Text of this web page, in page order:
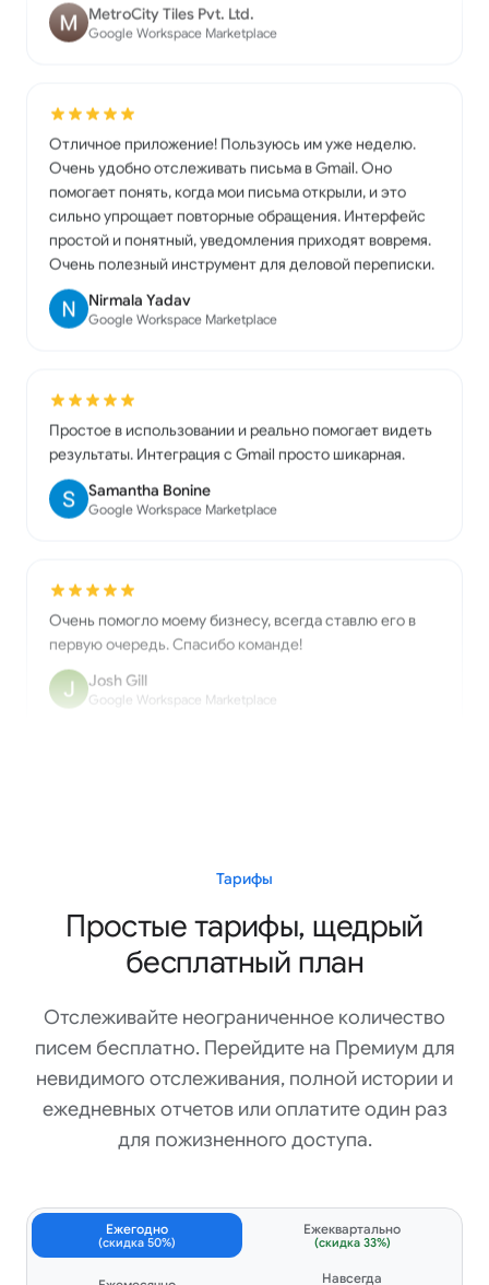
Очень удобно отслеживать письма в Gmail. Оно
помогает понять, когда мои письма открыли, и это
сильно упрощает повторные обращения. Интерфейс
простой и понятный, уведомления приходят вовремя.
Очень полезный инструмент для деловой переписки.
Nirmala Yadav
Google Workspace Marketplace
результаты. Интеграция с Gmail просто шикарная.
Samantha Bonine
Google Workspace Marketplace
первую очередь. Спасибо команде!
Josh Gill
Google Workspace Marketplace
Отличный сервис, простой в использовании и легко
накосячил при настройке аккаунта, и они невероятно
быстро ответили на каждое мое письмо и всё
починили: буквально за пару минут всё исправили, и я
уже мог работать. Очень рекомендую по всем
пунктам!!
Elle Martin
Mailtrack: полезное расширение для Gmail, которое
Тарифы
Простые тарифы, щедрый
бесплатный план
Отслеживайте неограниченное количество
писем бесплатно. Перейдите на Премиум для
невидимого отслеживания, полной истории и
ежедневных отчетов или оплатите один раз
для пожизненного доступа.
Ежегодно
(скидка 50%)
Ежеквартально
(скидка 33%)
Навсегда